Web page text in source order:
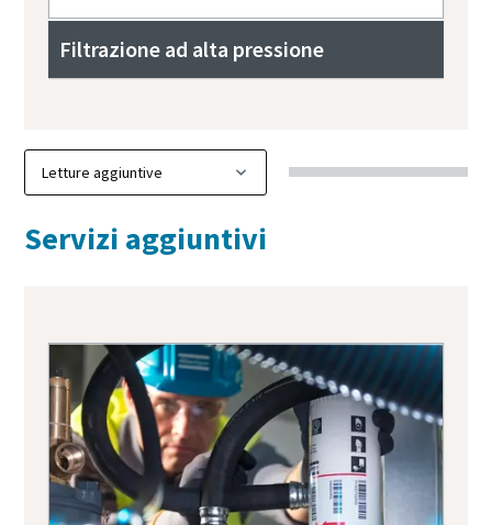
Filtrazione ad alta pressione
Servizi aggiuntivi